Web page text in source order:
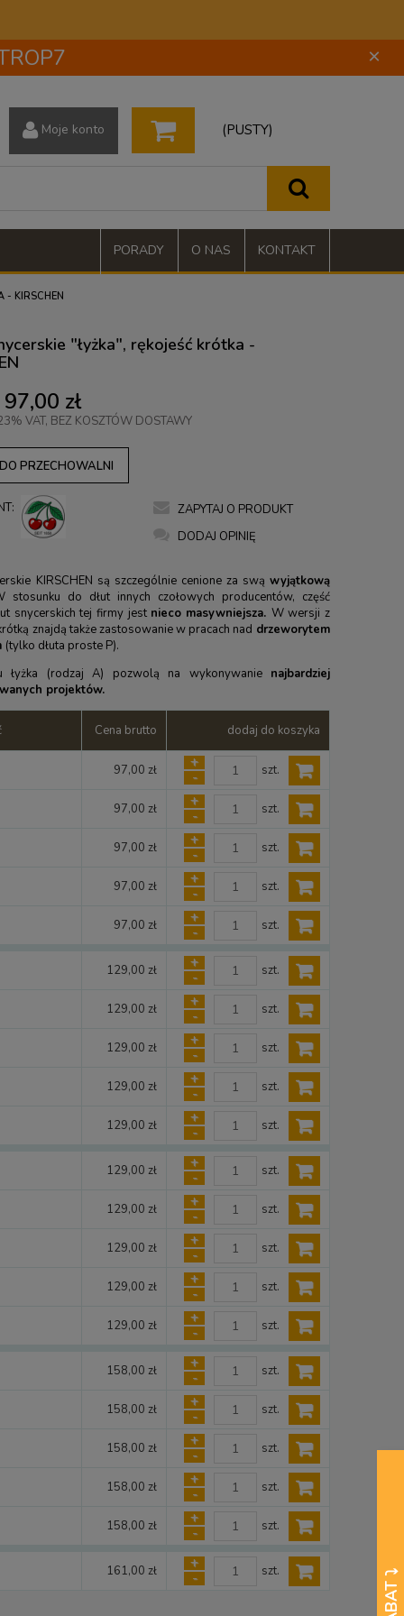
×
(PUSTY)
Moje konto
KONTAKT
O NAS
PORADY
- KIRSCHEN
"łyżka", rękojeść krótka -
97,00 zł
VAT, BEZ KOSZTÓW DOSTAWY
PRZECHOWALNI
ZAPYTAJ O PRODUKT
DODAJ OPINIĘ
KIRSCHEN są szczególnie cenione za swą wyjątkową
stosunku do dłut innych czołowych producentów, część
snycerskich tej firmy jest nieco masywniejsza. W wersji z
znajdą także zastosowanie w pracach nad drzeworytem
(tylko dłuta proste P).
łyżka (rodzaj A) pozwolą na wykonywanie najbardziej
projektów.
Cena brutto dodaj do koszyka
97,00 zł
+
-
szt.
97,00 zł
+
-
szt.
97,00 zł
+
-
szt.
97,00 zł
+
-
szt.
97,00 zł
+
-
szt.
129,00 zł
+
-
szt.
129,00 zł
+
-
szt.
129,00 zł
+
-
szt.
129,00 zł
+
-
szt.
129,00 zł
+
-
szt.
129,00 zł
+
-
szt.
129,00 zł
+
-
szt.
129,00 zł
+
-
szt.
129,00 zł
+
-
szt.
129,00 zł
+
-
szt.
158,00 zł
+
-
szt.
158,00 zł
+
-
szt.
158,00 zł
+
-
szt.
158,00 zł
+
-
szt.
158,00 zł
+
-
szt.
161,00 zł
+
-
szt.